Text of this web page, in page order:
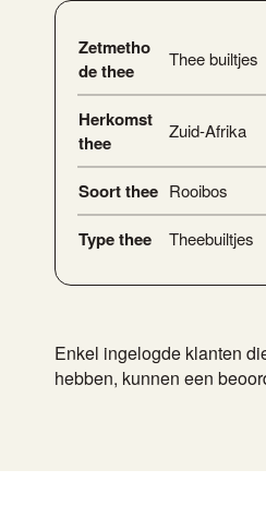
Enkel ingelogde klanten
hebben, kunnen een
Zetmetho
de thee
Thee builtjes
Herkomst
thee
Zuid-Afrika
Soort thee Rooibos
Type thee Theebuiltjes